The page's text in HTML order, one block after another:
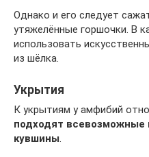
Однако и его следует
утяжелённые горшочки. В
использовать
из шёлка.
Укрытия
К укрытиям у амфибий
подходят
кувшины.